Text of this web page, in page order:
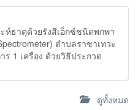
ห์ธาตุด้วยรังสีเอ็กซ์ชนิดพกพา
ตำบลราชาเทวะ
ร 1 เครื่อง ด้วยวิธีประกวด
ดูทั้งหมด